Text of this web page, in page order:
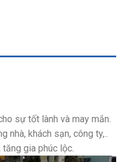
sự tốt lành và may mắn.
nhà, khách sạn, công ty,..
gia phúc lộc.